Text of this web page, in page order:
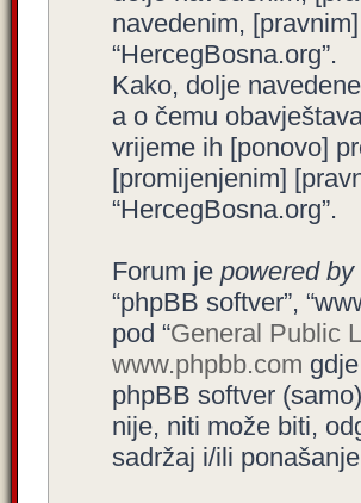
navedenim,
“HercegBosna.org”.
Kako, dolje
a o čemu
vrijeme ih [ponovo]
[promijenjenim]
“HercegBosna.org”.
Forum je powered by
“phpBB softver”,
pod “General Public
www.phpbb.com
phpBB softver
nije, niti može biti,
sadržaj i/ili